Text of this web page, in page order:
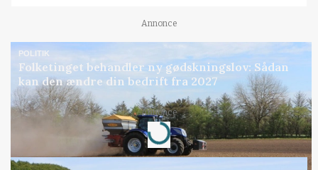
Annonce
POLITIK
Folketinget behandler ny gødskningslov: Sådan
kan den ændre din bedrift fra 2027
Annonce
Loading...